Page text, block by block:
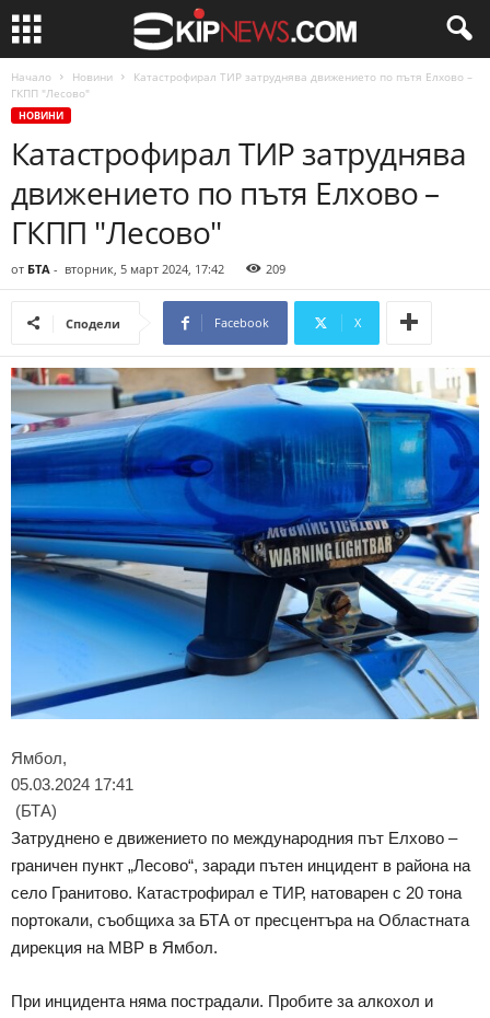
Начало Новини
Катастрофирал ТИР затруднява движението по пътя Елхово –
ГКПП "Лесово"
НОВИНИ
Катастрофирал ТИР затруднява
движението по пътя Елхово –
ГКПП "Лесово"
от БТА - вторник, 5 март 2024, 17:42 209
Сподели Facebook X
Ямбол,
05.03.2024 17:41
(БТА)
Затруднено е движението по международния път Елхово –
граничен пункт „Лесово“, заради пътен инцидент в района на
село Гранитово. Катастрофирал е ТИР, натоварен с 20 тона
портокали, съобщиха за БТА от пресцентъра на Областната
дирекция на МВР в Ямбол.
При инцидента няма пострадали. Пробите за алкохол и